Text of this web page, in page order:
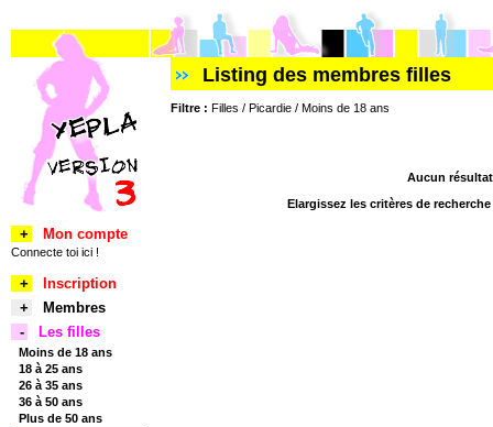
Listing des membres filles
Filtre : Filles / Picardie / Moins de 18 ans
Aucun
Elargissez les critères de
+ Mon compte
Connecte toi ici !
+
Inscription
+
Membres
-
Les filles
Moins de 18 ans
18 à 25 ans
26 à 35 ans
36 à 50 ans
Plus de 50 ans